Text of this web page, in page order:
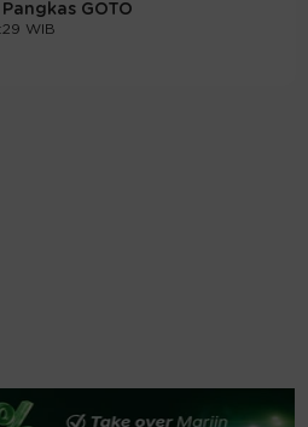
GOTO
WIB